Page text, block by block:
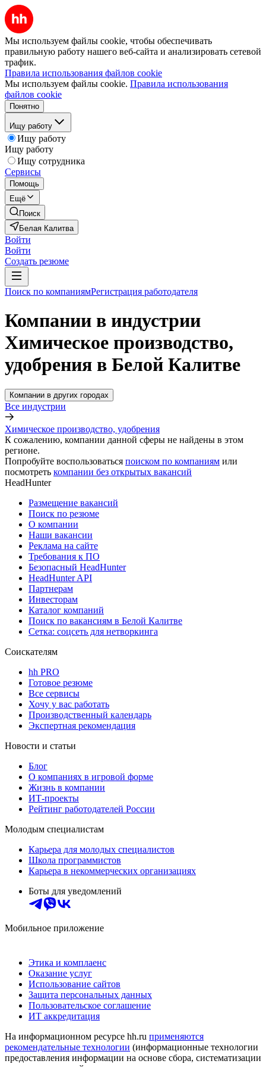
Мы используем файлы cookie, чтобы обеспечивать
правильную работу нашего веб-сайта и анализировать сетевой
трафик.
Правила использования файлов cookie
Мы используем файлы cookie. Правила использования
файлов cookie
Понятно
Ищу работу
Ищу работу
Ищу работу
Ищу сотрудника
Сервисы
Помощь
Ещё
Поиск
Белая Калитва
Войти
Войти
Создать резюме
Поиск по компаниямРегистрация работодателя
Компании в индустрии
Химическое производство,
удобрения в Белой Калитве
Компании в других городах
Все индустрии
Химическое производство, удобрения
К сожалению, компании данной сферы не найдены в этом
регионе.
Попробуйте воспользоваться поиском по компаниям или
посмотреть компании без открытых вакансий
HeadHunter
Размещение вакансий
Поиск по резюме
О компании
Наши вакансии
Реклама на сайте
Требования к ПО
Безопасный HeadHunter
HeadHunter API
Партнерам
Инвесторам
Каталог компаний
Поиск по вакансиям в Белой Калитве
Сетка: соцсеть для нетворкинга
Соискателям
hh PRO
Готовое резюме
Все сервисы
Хочу у вас работать
Производственный календарь
Экспертная рекомендация
Новости и статьи
Блог
О компаниях в игровой форме
Жизнь в компании
ИТ-проекты
Рейтинг работодателей России
Молодым специалистам
Карьера для молодых специалистов
Школа программистов
Карьера в некоммерческих организациях
Боты для уведомлений
Мобильное приложение
Этика и комплаенс
Оказание услуг
Использование сайтов
Защита персональных данных
Пользовательское соглашение
ИТ аккредитация
На информационном ресурсе hh.ru применяются
рекомендательные технологии (информационные технологии
предоставления информации на основе сбора, систематизации